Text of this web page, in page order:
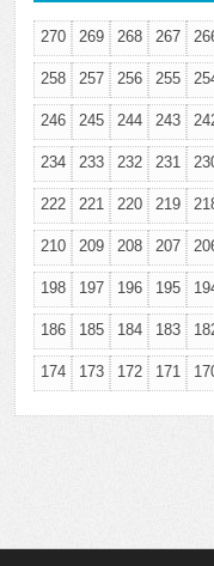
270 269 268 267
258 257 256 255
246 245 244 243
234 233 232 231
222 221 220 219
210 209 208 207
198 197 196 195
186 185 184 183
174 173 172 171